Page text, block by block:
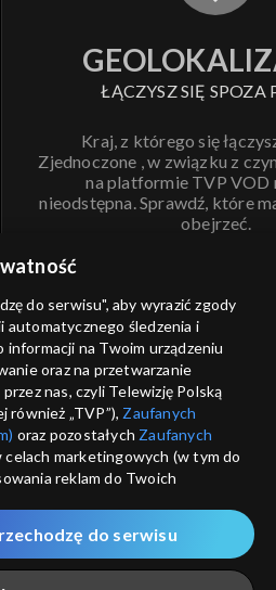
ŁĄCZYSZ SIĘ SPOZA
Kraj, z którego się
Zjednoczone , w związku z
na platformie TVP VOD
nieodstępna. Sprawdź, które
obejrzeć.
ANULUJ
do serwisu", aby wyrazić zgody
automatycznego śledzenia i
informacji na Twoim urządzeniu
oraz na przetwarzanie
nas, czyli Telewizję Polską
również „TVP”), Zaufanych
oraz pozostałych Zaufanych
celach marketingowych (w tym do
reklam do Twoich
zgody na udostępnianie
do Google.
podczas odwiedzania przez
do serwisu